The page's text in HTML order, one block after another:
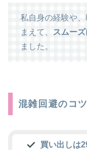
私自身の経験や
まえて、
スムー
ました。
混雑回避のコツ
買い出しは